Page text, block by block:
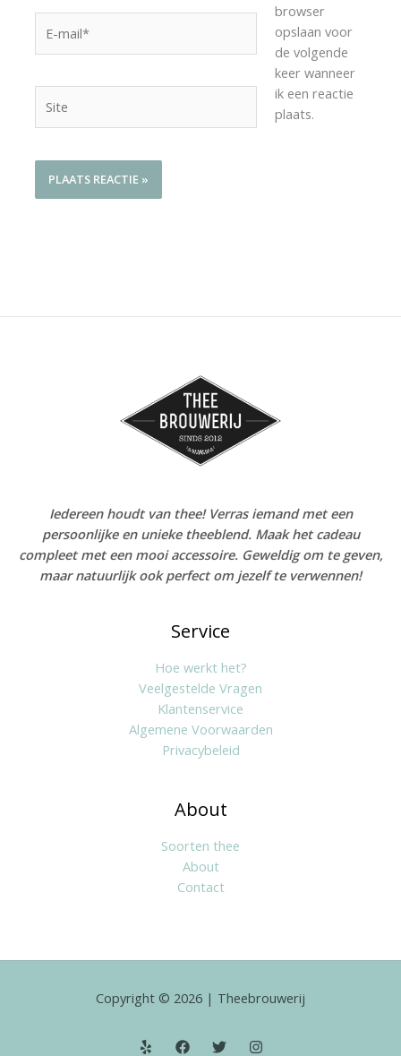
mail*
browser
opslaan voor
de volgende
keer wanneer
ik een reactie
plaats.
Iedereen houdt van thee! Verras iemand met een
persoonlijke en unieke theeblend. Maak het cadeau
compleet met een mooi accessoire. Geweldig om te geven,
maar natuurlijk ook perfect om jezelf te verwennen!
Service
Hoe werkt het?
Veelgestelde Vragen
Klantenservice
Algemene Voorwaarden
Privacybeleid
About
Soorten thee
About
Contact
Copyright © 2026 | Theebrouwerij